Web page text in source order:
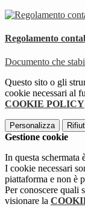
Regolamento
Documento che
Questo sito o gli
cookie necessari al
COOKIE POLICY
Personalizza
Gestione cookie
In questa schermata
I cookie necessari
piattaforma e non è
Per conoscere quali
visionare la